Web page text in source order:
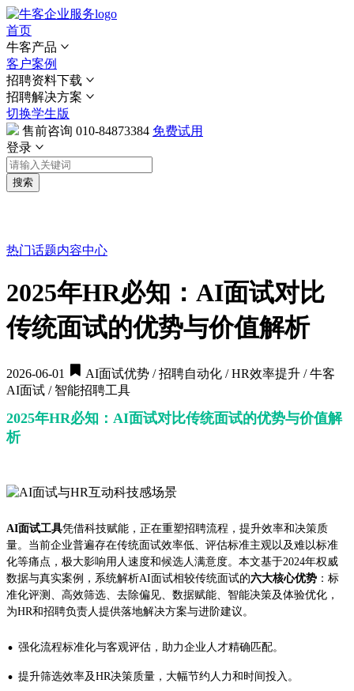
首页
牛客产品
客户案例
招聘资料下载
招聘解决方案
切换学生版
售前咨询 010-84873384 免费试用
登录
搜索
热门话题内容中心
2025年HR必知：AI面试对比
传统面试的优势与价值解析
2026-06-01
AI面试优势 / 招聘自动化 / HR效率提升 / 牛客
AI面试 / 智能招聘工具
2025年HR必知：AI面试对比传统面试的优势与价值解
析
AI面试工具凭借科技赋能，正在重塑招聘流程，提升效率和决策质
量。当前企业普遍存在传统面试效率低、评估标准主观以及难以标准
化等痛点，极大影响用人速度和候选人满意度。本文基于2024年权威
数据与真实案例，系统解析AI面试相较传统面试的六大核心优势 ：标
准化评测、高效筛选、去除偏见、数据赋能、智能决策及体验优化，
为HR和招聘负责人提供落地解决方案与进阶建议。
· 强化流程标准化与客观评估，助力企业人才精确匹配。
· 提升筛选效率及HR决策质量，大幅节约人力和时间投入。